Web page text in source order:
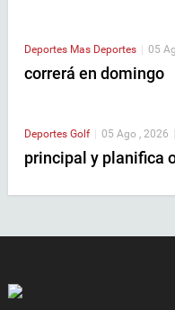
Deportes Mas Deportes | 05
correrá en domingo
Deportes Golf 05 Ago , 2026
principal y planifica